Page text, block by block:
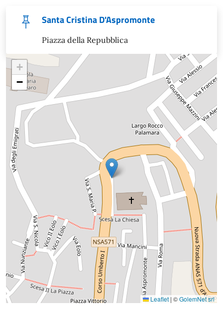
Santa Cristina D'Aspromonte
Piazza della Repubblica
+
−
Leaflet | ©GolemNet srl